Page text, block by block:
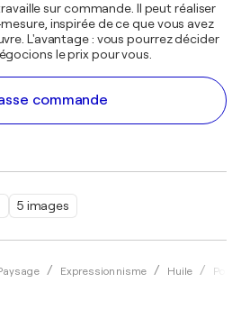
5 images
Expressionnisme Huile Pol
sur commande. Il peut réaliser
inspirée de ce que vous avez
L'avantage : vous pourrez décider
le prix pour vous.
commande